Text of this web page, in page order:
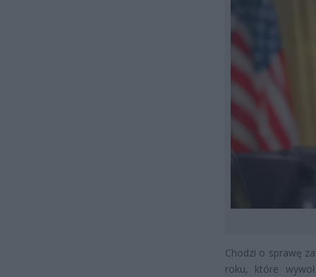
Chodzi o sprawę
roku, które